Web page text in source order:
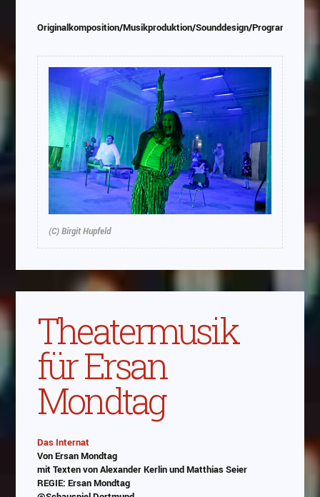
Originalkomposition/Musikproduktion/Sounddesign/
(C) Birgit Hupfeld
Theatermusik
für Ersan
Mondtag
Abspielen
Das Video wird von Youtube eingebettet
Das Internat
Von Ersan Mondtag
mit Texten von Alexander Kerlin und Matthias Seier
REGIE: Ersan Mondtag